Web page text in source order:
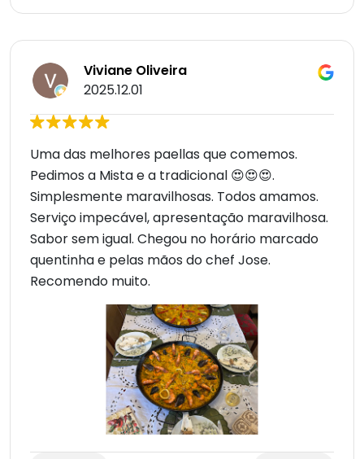
Viviane Oliveira
2025.12.01
Uma das melhores paellas que comemos.
Pedimos a Mista e a tradicional 😍😍😍.
Simplesmente maravilhosas. Todos amamos.
Serviço impecável, apresentação maravilhosa.
Sabor sem igual. Chegou no horário marcado
quentinha e pelas mãos do chef Jose.
Recomendo muito.